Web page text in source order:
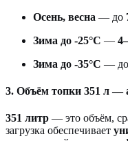
Осень, весна — до
Зима до -25°С —
Зима до -35°С — до
3. Объём топки 351 л —
351 литр — это объём,
загрузка обеспечивает